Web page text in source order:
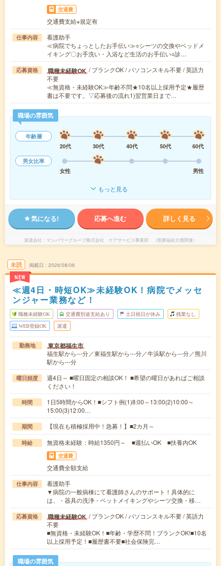
交通費
交通費支給※規定有
仕事内容
看護助手
≪病院でちょっとしたお手伝い≫○シーツの交換やベッドメ
イキング〇お手洗い・入浴など生活のお手伝い○診…
応募資格 職種未経験OK / ブランクOK / パソコンスキル不要 / 英語力
不要
≪無資格・未経験OK≫年齢不問★10名以上採用予定★履歴
書は不要です。▽応募後の流れ1)翌営業日まで…
職場の雰囲気
年齢層
20代
30代 40代 50代
60代
男女比率
女性
男性
もっと見る
気になる! 応募へ進む 詳しく見る
派遣会社 マンパワーグループ株式会社 ケアサービス事業部 （医療福祉介護関連）
未読
NEW
掲載日 2026/08/06
≪週4日・時短OK≫未経験OK！病院でメッセ
ンジャー業務など！
職種未経験OK 交通費別途支給あり 土日祝日が休み 残業なし
WEB登録OK 派遣
勤務地 東京都福生市
福生駅から---分／東福生駅から---分／牛浜駅から---分／熊川
駅から---分
曜日頻度
週4日～ ■曜日固定の相談OK！ ■希望の曜日があればご相談
ください！
時間
1日5時間からOK！■シフト例(1)8:00～13:00(2)10:00～
15:00(3)12:00…
期間 【現在も積極採用中！急募！】■2カ月～
時給 無資格未経験：時給1350円～ ■週払いOK ■扶養内OK
交通費
交通費全額支給
仕事内容
看護助手
▼病院の一般病棟にて看護師さんのサポート！具体的に
は、・器具の洗浄・ベットメイキングやシーツ交換・移…
応募資格 職種未経験OK / ブランクOK / パソコンスキル不要 / 英語力
不要
■無資格・未経験OK！■年齢・学歴不問！ブランクOK!■10名
以上採用予定！■履歴書不要■社会保険完…
職場の雰囲気